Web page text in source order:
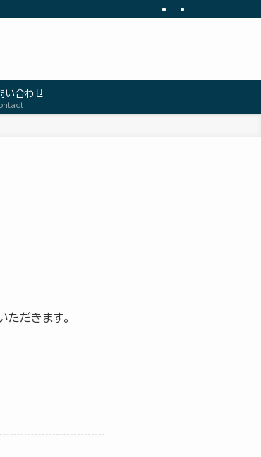
い合わせ
だきます。